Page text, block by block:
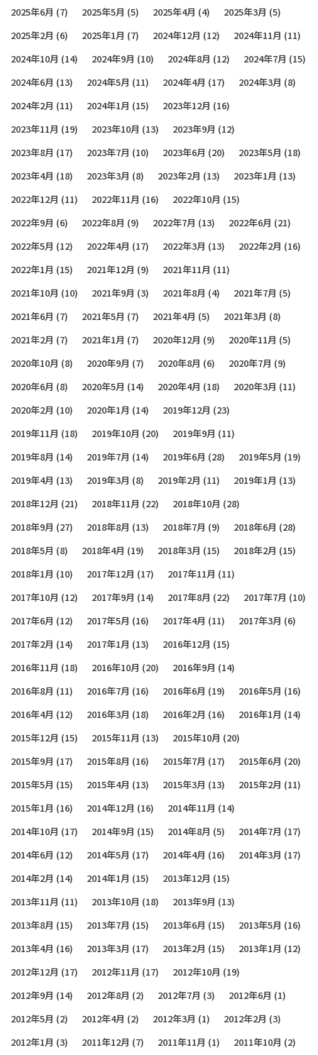
2025年6月 (7) 2025年5月 (5) 2025年4月 (4) 2025年3月 (5)
2025年2月 (6) 2025年1月 (7) 2024年12月 (12) 2024年11月 (11)
2024年10月 (14) 2024年9月 (10) 2024年8月 (12) 2024年7月 (15)
2024年6月 (13) 2024年5月 (11) 2024年4月 (17) 2024年3月 (8)
2024年2月 (11) 2024年1月 (15) 2023年12月 (16)
2023年11月 (19) 2023年10月 (13) 2023年9月 (12)
2023年8月 (17) 2023年7月 (10) 2023年6月 (20) 2023年5月 (18)
2023年4月 (18) 2023年3月 (8) 2023年2月 (13) 2023年1月 (13)
2022年12月 (11) 2022年11月 (16) 2022年10月 (15)
2022年9月 (6) 2022年8月 (9) 2022年7月 (13) 2022年6月 (21)
2022年5月 (12) 2022年4月 (17) 2022年3月 (13) 2022年2月 (16)
2022年1月 (15) 2021年12月 (9) 2021年11月 (11)
2021年10月 (10) 2021年9月 (3) 2021年8月 (4) 2021年7月 (5)
2021年6月 (7) 2021年5月 (7) 2021年4月 (5) 2021年3月 (8)
2021年2月 (7) 2021年1月 (7) 2020年12月 (9) 2020年11月 (5)
2020年10月 (8) 2020年9月 (7) 2020年8月 (6) 2020年7月 (9)
2020年6月 (8) 2020年5月 (14) 2020年4月 (18) 2020年3月 (11)
2020年2月 (10) 2020年1月 (14) 2019年12月 (23)
2019年11月 (18) 2019年10月 (20) 2019年9月 (11)
2019年8月 (14) 2019年7月 (14) 2019年6月 (28) 2019年5月 (19)
2019年4月 (13) 2019年3月 (8) 2019年2月 (11) 2019年1月 (13)
2018年12月 (21) 2018年11月 (22) 2018年10月 (28)
2018年9月 (27) 2018年8月 (13) 2018年7月 (9) 2018年6月 (28)
2018年5月 (8) 2018年4月 (19) 2018年3月 (15) 2018年2月 (15)
2018年1月 (10) 2017年12月 (17) 2017年11月 (11)
2017年10月 (12) 2017年9月 (14) 2017年8月 (22) 2017年7月 (10)
2017年6月 (12) 2017年5月 (16) 2017年4月 (11) 2017年3月 (6)
2017年2月 (14) 2017年1月 (13) 2016年12月 (15)
2016年11月 (18) 2016年10月 (20) 2016年9月 (14)
2016年8月 (11) 2016年7月 (16) 2016年6月 (19) 2016年5月 (16)
2016年4月 (12) 2016年3月 (18) 2016年2月 (16) 2016年1月 (14)
2015年12月 (15) 2015年11月 (13) 2015年10月 (20)
2015年9月 (17) 2015年8月 (16) 2015年7月 (17) 2015年6月 (20)
2015年5月 (15) 2015年4月 (13) 2015年3月 (13) 2015年2月 (11)
2015年1月 (16) 2014年12月 (16) 2014年11月 (14)
2014年10月 (17) 2014年9月 (15) 2014年8月 (5) 2014年7月 (17)
2014年6月 (12) 2014年5月 (17) 2014年4月 (16) 2014年3月 (17)
2014年2月 (14) 2014年1月 (15) 2013年12月 (15)
2013年11月 (11) 2013年10月 (18) 2013年9月 (13)
2013年8月 (15) 2013年7月 (15) 2013年6月 (15) 2013年5月 (16)
2013年4月 (16) 2013年3月 (17) 2013年2月 (15) 2013年1月 (12)
2012年12月 (17) 2012年11月 (17) 2012年10月 (19)
2012年9月 (14) 2012年8月 (2) 2012年7月 (3) 2012年6月 (1)
2012年5月 (2) 2012年4月 (2) 2012年3月 (1) 2012年2月 (3)
2012年1月 (3) 2011年12月 (7) 2011年11月 (1) 2011年10月 (2)